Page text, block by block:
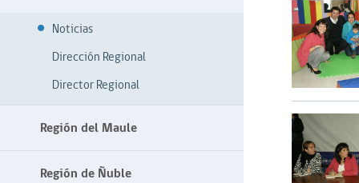
Noticias
Dirección Regional
Director Regional
Región del Maule
Región de Ñuble